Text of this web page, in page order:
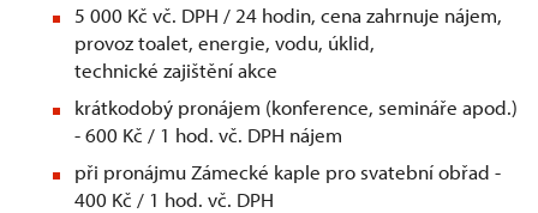
5 000 Kč vč. DPH / 24 hodin, cena zahrnuje nájem,
provoz toalet, energie, vodu, úklid,
technické zajištění akce
krátkodobý pronájem (konference, semináře apod.)
- 600 Kč / 1 hod. vč. DPH nájem
při pronájmu Zámecké kaple pro svatební obřad -
400 Kč / 1 hod. vč. DPH